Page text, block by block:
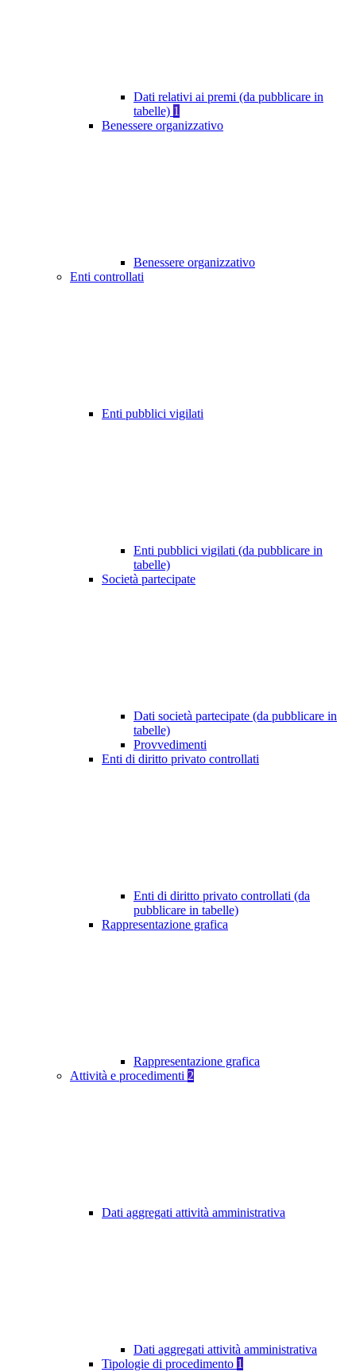
Dati relativi ai premi (da pubblicare in
tabelle) 1
Benessere organizzativo
Benessere organizzativo
Enti controllati
Enti pubblici vigilati
Enti pubblici vigilati (da pubblicare in
tabelle)
Società partecipate
Dati società partecipate (da pubblicare in
tabelle)
Provvedimenti
Enti di diritto privato controllati
Enti di diritto privato controllati (da
pubblicare in tabelle)
Rappresentazione grafica
Rappresentazione grafica
Attività e procedimenti 2
Dati aggregati attività amministrativa
Dati aggregati attività amministrativa
Tipologie di procedimento 1